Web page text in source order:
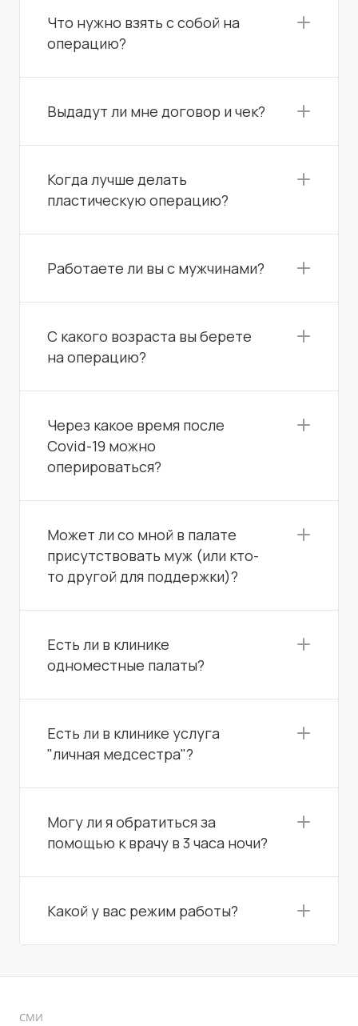
Что нужно взять с собой на
операцию?
Выдадут ли мне договор и чек?
Когда лучше делать
пластическую операцию?
Работаете ли вы с мужчинами?
С какого возраста вы берете
на операцию?
Через какое время после
Covid-19 можно
оперироваться?
Может ли со мной в палате
присутствовать муж (или кто-
то другой для поддержки)?
Есть ли в клинике
одноместные палаты?
Есть ли в клинике услуга
"личная медсестра"?
Могу ли я обратиться за
помощью к врачу в 3 часа ночи?
Какой у вас режим работы?
СМИ